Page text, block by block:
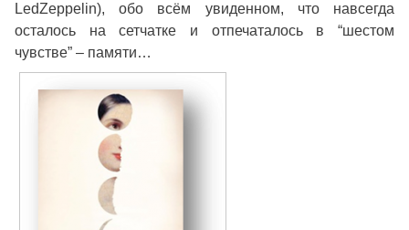
LedZeppelin), обо всём увиденном, что навсегда
осталось на сетчатке и отпечаталось в “шестом
чувстве” – памяти…